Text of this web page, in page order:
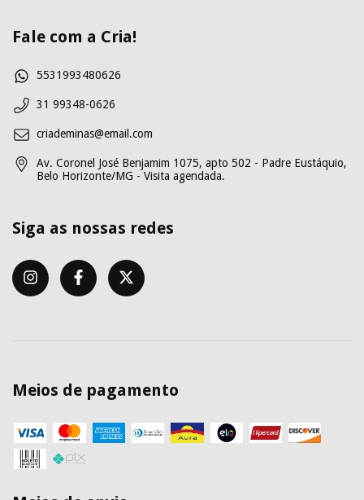
Fale com a Cria!
5531993480626
31 99348-0626
criademinas@email.com
Av. Coronel José Benjamim 1075, apto 502 - Padre Eustáquio,
Belo Horizonte/MG - Visita agendada.
Siga as nossas redes
Meios de pagamento